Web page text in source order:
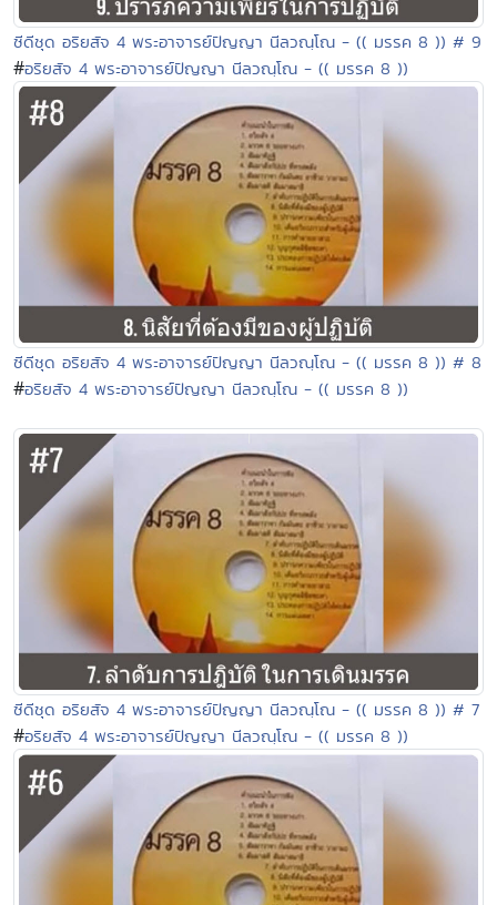
ซีดีชุด อริยสัจ 4 พระอาจารย์ปัญญา นีลวณฺโณ - (( มรรค 8 )) # 9
#อริยสัจ 4 พระอาจารย์ปัญญา นีลวณฺโณ - (( มรรค 8 ))
ซีดีชุด อริยสัจ 4 พระอาจารย์ปัญญา นีลวณฺโณ - (( มรรค 8 )) # 8
#อริยสัจ 4 พระอาจารย์ปัญญา นีลวณฺโณ - (( มรรค 8 ))
ซีดีชุด อริยสัจ 4 พระอาจารย์ปัญญา นีลวณฺโณ - (( มรรค 8 )) # 7
#อริยสัจ 4 พระอาจารย์ปัญญา นีลวณฺโณ - (( มรรค 8 ))